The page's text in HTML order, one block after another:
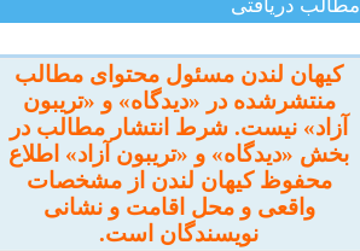
مطالب دریافتی
کیهان لندن مسئول محتوای مطالب
منتشرشده در «دیدگاه» و «تریبون
آزاد» نیست. شرط انتشار مطالب در
بخش «دیدگاه» و «تریبون آزاد» اطلاع
محفوظ کیهان لندن از مشخصات
واقعی و محل اقامت و نشانی
نویسندگان است.